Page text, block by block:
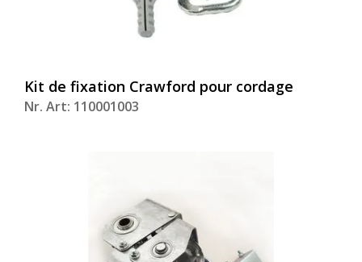
Kit de fixation Crawford pour cordage
Nr. Art: 110001003